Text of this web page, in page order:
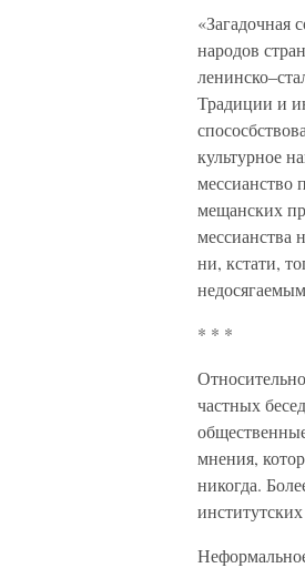
«Загадочная
народов
Традиции и
культурное
мессианство
мещанских
мессианства
ни, кстати,
* * *
частных
мнения,
никогда.